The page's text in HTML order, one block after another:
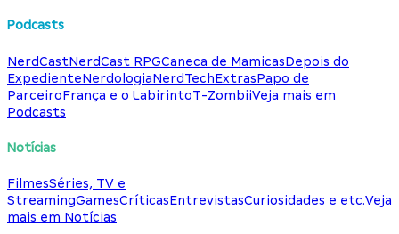
Podcasts
NerdCastNerdCast RPGCaneca de MamicasDepois do
ExpedienteNerdologiaNerdTechExtrasPapo de
ParceiroFrança e o LabirintoT-ZombiiVeja mais em
Podcasts
Notícias
FilmesSéries, TV e
StreamingGamesCríticasEntrevistasCuriosidades e etc.Veja
mais em Notícias